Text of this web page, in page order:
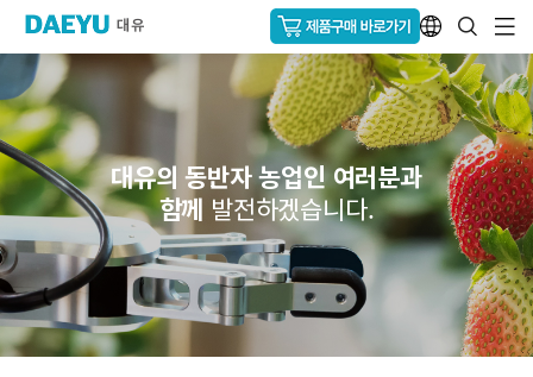
대유의 동반자 농업인 여러분과
함께 발전하겠습니다.